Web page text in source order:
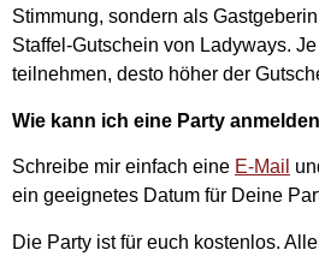
Stimmung, sondern als
Staffel-Gutschein von Ladyways.
teilnehmen, desto höher der
Wie kann ich eine Party
Schreibe mir einfach eine E-Mail
ein geeignetes Datum für Deine
Die Party ist für euch kostenlos.